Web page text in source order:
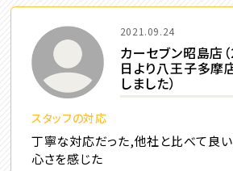
2021.09.24
カーセブン昭島店
日より八王子多摩
しました）
スタッフの対応
丁寧な対応だった,他社と比べて良
心さを感じた